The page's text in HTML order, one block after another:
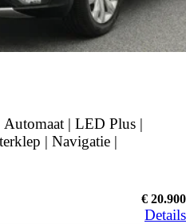
| LED Plus |
| Navigatie |
€ 20.900
Details